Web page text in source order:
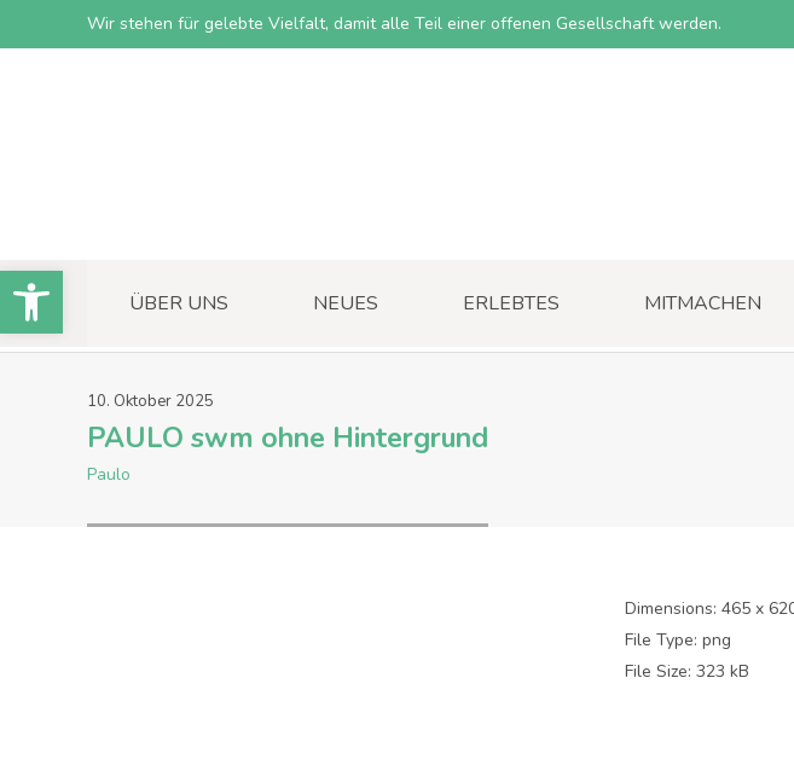
Wir stehen für gelebte Vielfalt, damit alle Teil einer offenen Gesellschaft werden.
ÜBER UNS NEUES ERLEBTES MITMACHEN
10. Oktober 2025
PAULO swm ohne Hintergrund
Paulo
Dimensions: 465 x
File Type: png
File Size: 323 kB
Open toolbar